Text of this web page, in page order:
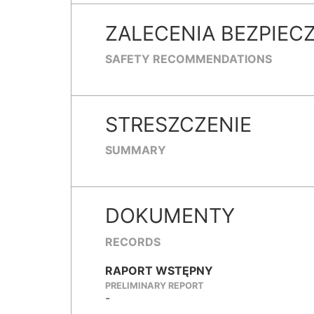
ZALECENIA
SAFETY RECOMMENDATIONS
STRESZCZENIE
SUMMARY
DOKUMENTY
RECORDS
RAPORT WSTĘPNY
PRELIMINARY REPORT
-